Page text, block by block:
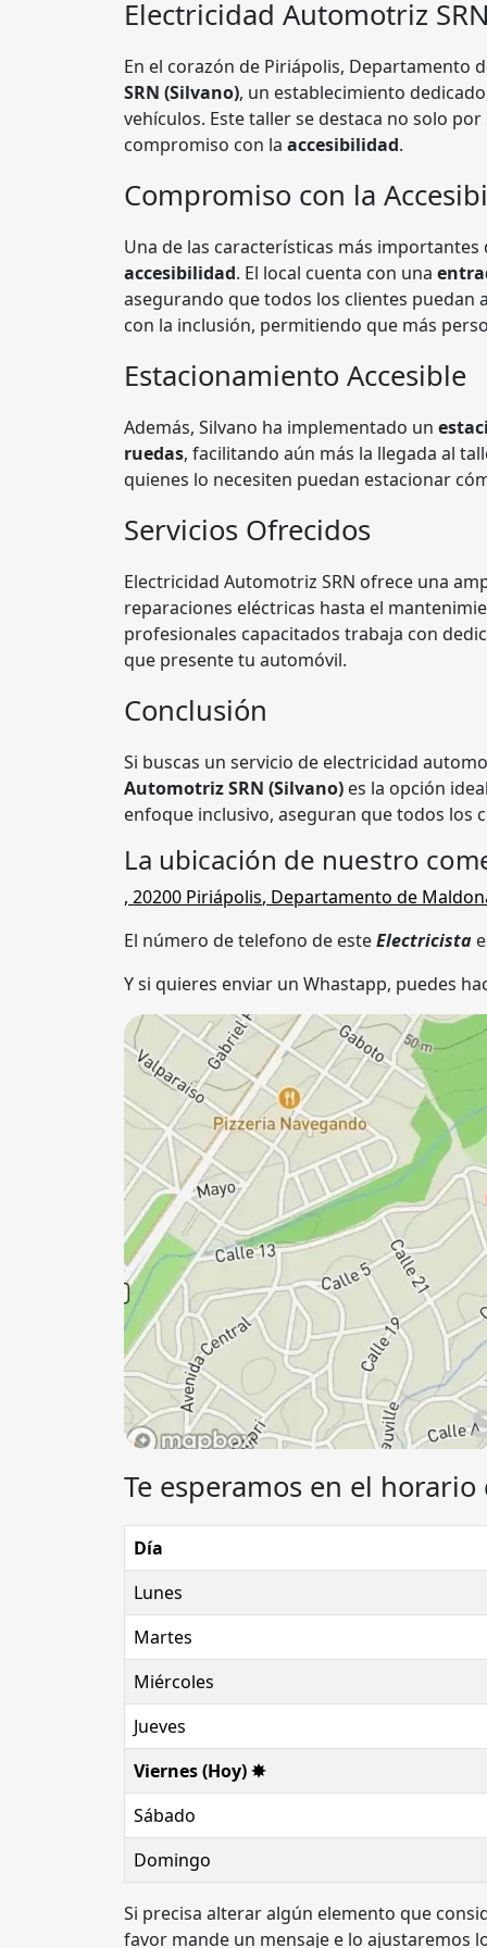
Electricidad Automotriz
En el corazón de Piriápolis, Departamento
SRN (Silvano), un establecimiento
vehículos. Este taller se destaca no solo
compromiso con la accesibilidad.
Compromiso con la
Una de las características más
accesibilidad. El local cuenta con una
asegurando que todos los clientes
con la inclusión, permitiendo que más
Estacionamiento Accesible
Además, Silvano ha implementado un
ruedas, facilitando aún más la llegada al
quienes lo necesiten puedan estacionar
Servicios Ofrecidos
Electricidad Automotriz SRN ofrece una
reparaciones eléctricas hasta el
profesionales capacitados trabaja con
que presente tu automóvil.
Conclusión
Si buscas un servicio de electricidad
Automotriz SRN (Silvano) es la opción
enfoque inclusivo, aseguran que todos los
La ubicación de nuestro
, 20200 Piriápolis, Departamento de
El número de telefono de esteElectricista
Y si quieres enviar un Whastapp, puedes
Te esperamos en el horario
Día
Lunes
Martes
Miércoles
Jueves
Viernes (Hoy) ✸
Sábado
Domingo
Si precisa alterar algún elemento que
favor mande un mensaje e lo ajustaremos